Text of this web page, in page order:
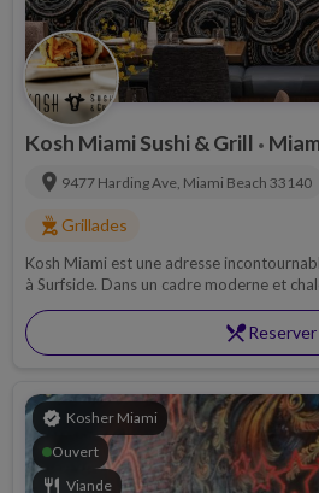
Kosh Miami Sushi & Grill •
location_on 9477 Harding Ave, Miami Beach 33140
outdoor_grill Grillades
Kosh Miami est une adresse
à Surfside. Dans un cadre moderne et
propose une cuisine créative mêlant les
steakhouse, des spécialités asiatiques et
restaurant_menuReserver
verified Kosher Miami
Ouvert
restaurant Viande